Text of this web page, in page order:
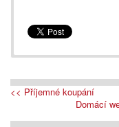
<< Příjemné koupání
Domácí